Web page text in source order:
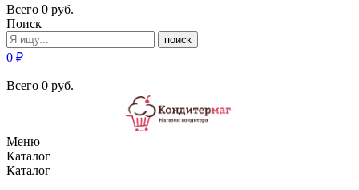
Всего 0 руб.
Поиск
поиск
0 ₽
Всего 0 руб.
Меню
Каталог
Каталог